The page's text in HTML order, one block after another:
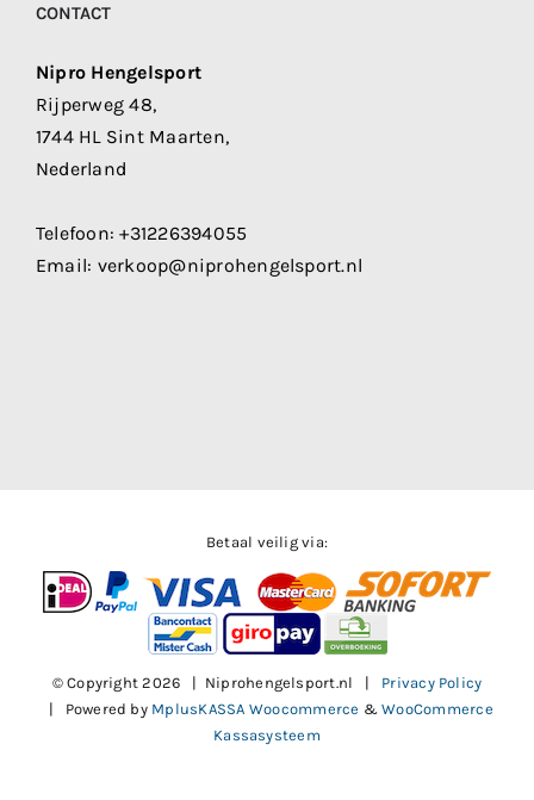
CONTACT
Nipro Hengelsport
Rijperweg 48,
1744 HL Sint Maarten,
Nederland
Telefoon:+31226394055
Email: verkoop@niprohengelsport.nl
Betaal veilig via:
© Copyright2026 | Niprohengelsport.nl | Privacy Policy
| Powered by MplusKASSA Woocommerce &WooCommerce
Kassasysteem